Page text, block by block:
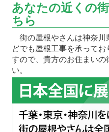
あなたの近くの
ちら
街の屋根やさんは神奈川
どでも屋根工事を承って
すので、貴方のお住まいの
い。